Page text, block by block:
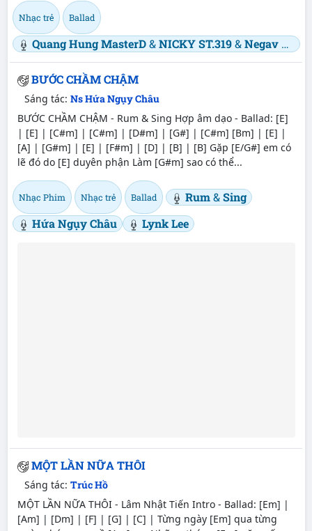
Nhạc trẻ Ballad
Quang Hung MasterD&NICKY ST.319&Negav&
BƯỚC CHẦM CHẬM
Sáng tác: Ns Hứa Ngụy Châu
BƯỚC CHẦM CHẬM - Rum & Sing Hợp âm dạo - Ballad: [E]
| [E] | [C#m] | [C#m] | [D#m] | [G#] | [C#m] [Bm] | [E] |
[A] | [G#m] | [E] | [F#m] | [D] | [B] | [B] Gặp [E/G#] em có
lẽ đó do [E] duyên phận Làm [G#m] sao có thể...
Nhạc Phim Nhạc trẻ Ballad Rum&Sing
Hứa Ngụy Châu
Lynk Lee
MỘT LẦN NỮA THÔI
Sáng tác: Trúc Hồ
MỘT LẦN NỮA THÔI - Lâm Nhật Tiến Intro - Ballad: [Em] |
[Am] | [Dm] | [F] | [G] | [C] | Từng ngày [Em] qua từng